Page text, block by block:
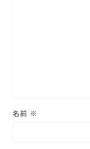
名前 ※